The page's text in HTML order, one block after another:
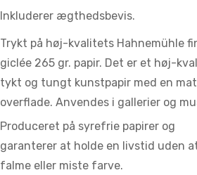
Inkluderer ægthedsbevis.
Trykt på høj-kvalitets Hahnemühle
giclée 265 gr. papir. Det er et høj-
tykt og tungt kunstpapir med en mat
overflade. Anvendes i gallerier og
Produceret på syrefrie papirer og
garanterer at holde en livstid uden
falme eller miste farve.